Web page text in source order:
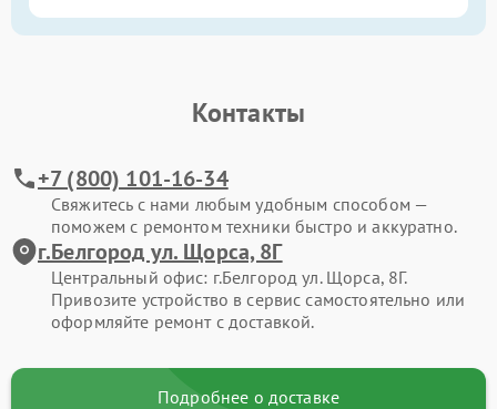
Контакты
+7 (800) 101-16-34
Свяжитесь с нами любым удобным способом —
поможем с ремонтом техники быстро и аккуратно.
г.Белгород ул. Щорса, 8Г
Центральный офис: г.Белгород ул. Щорса, 8Г.
Привозите устройство в сервис самостоятельно или
оформляйте ремонт с доставкой.
Подробнее о доставке